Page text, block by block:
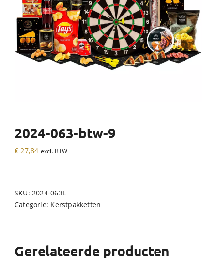
2024-063-btw-9
€ 27,84 excl. BTW
SKU:2024-063L
Categorie: Kerstpakketten
Gerelateerde producten